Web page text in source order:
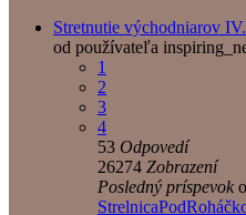
Stretnutie východniarov
od používateľa
1
2
3
4
53 Odpovedí
26274 Zobrazení
Posledný príspevok